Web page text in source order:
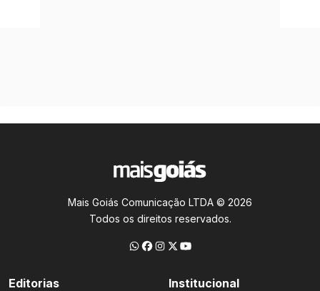
Mais Goiás Comunicação LTDA © 2026
Todos os direitos reservados.
Editorias Institucional